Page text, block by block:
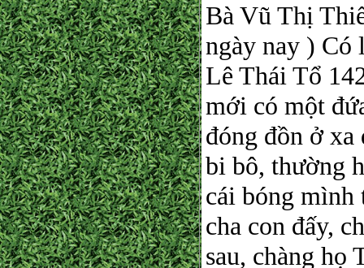
Bà Vũ Thị
ngày nay ) Có
Lê Thái Tổ
mới có một
đóng đồn ở xa
bi bô, thường
cái bóng mình
cha con đấy,
sau, chàng họ